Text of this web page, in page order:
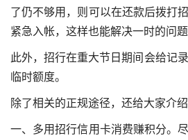
了仍不够用，则可以在还款后拨打
紧急入帐，这样也能解决一时的问题
此外，招行在重大节日期间会给记
临时额度。
除了相关的正规途径，还给大家介绍
一、多用招行信用卡消费赚积分。